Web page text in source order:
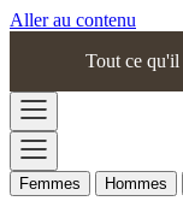
Aller au contenu
Tout ce qu'il
Femmes Hommes